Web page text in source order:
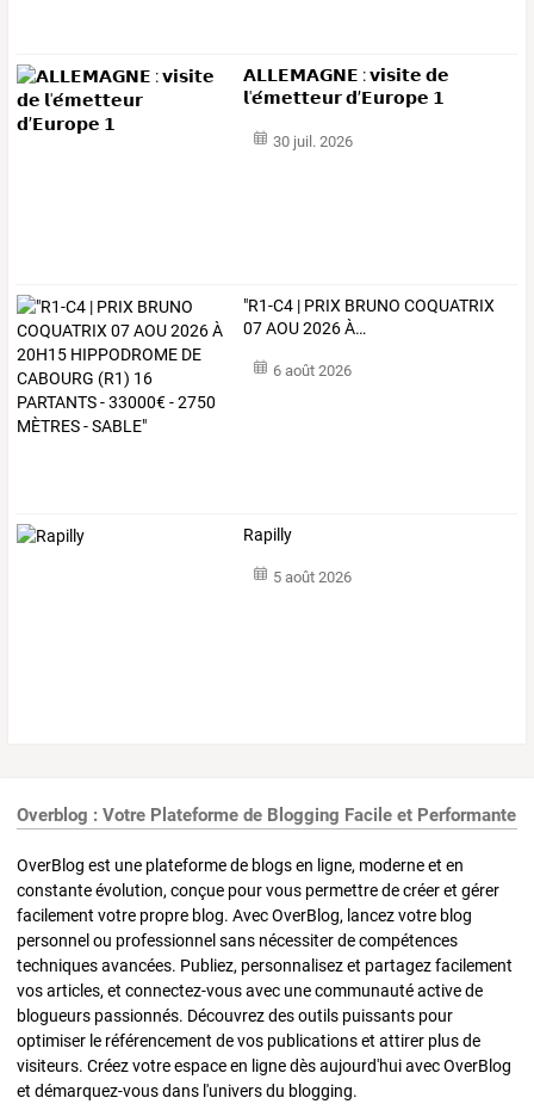
𝗔𝗟𝗟𝗘𝗠𝗔𝗚𝗡𝗘 : 𝘃𝗶𝘀𝗶𝘁𝗲 𝗱𝗲
𝗹'𝗲́𝗺𝗲𝘁𝘁𝗲𝘂𝗿 𝗱’𝗘𝘂𝗿𝗼𝗽𝗲 𝟭
30 juil. 2026
"R1-C4 | PRIX BRUNO COQUATRIX
07AOU2026À…
6 août 2026
Rapilly
5 août 2026
Overblog : Votre Plateforme de Blogging Facile et Performante
OverBlog est une plateforme de blogs en ligne, moderne et en
constante évolution, conçue pour vous permettre de créer et gérer
facilement votre propre blog. Avec OverBlog, lancez votre blog
personnel ou professionnel sans nécessiter de compétences
techniques avancées. Publiez, personnalisez et partagez facilement
vos articles, et connectez-vous avec une communauté active de
blogueurs passionnés. Découvrez des outils puissants pour
optimiser le référencement de vos publications et attirer plus de
visiteurs. Créez votre espace en ligne dès aujourd'hui avec OverBlog
et démarquez-vous dans l'univers du blogging.